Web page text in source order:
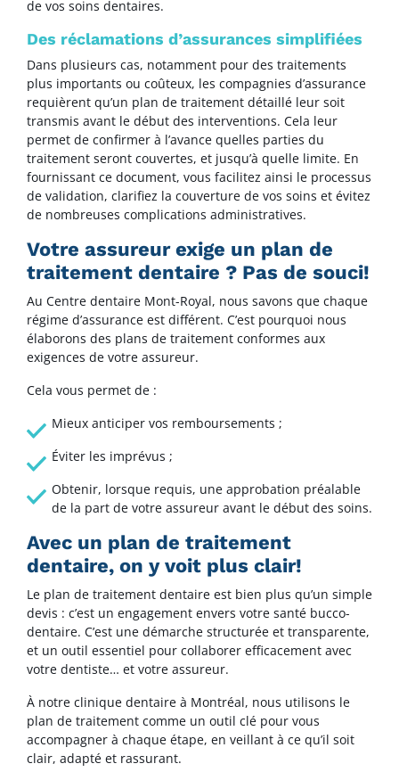
de vos soins dentaires.
Des réclamations d’assurances simplifiées
Dans plusieurs cas, notamment pour des traitements
plus importants ou coûteux, les compagnies d’assurance
requièrent qu’un plan de traitement détaillé leur soit
transmis avant le début des interventions. Cela leur
permet de confirmer à l’avance quelles parties du
traitement seront couvertes, et jusqu’à quelle limite. En
fournissant ce document, vous facilitez ainsi le processus
de validation, clarifiez la couverture de vos soins et évitez
de nombreuses complications administratives.
Votre assureur exige un plan de
traitement dentaire ? Pas de souci!
Au Centre dentaire Mont-Royal, nous savons que chaque
régime d’assurance est différent. C’est pourquoi nous
élaborons des plans de traitement conformes aux
exigences de votre assureur.
Cela vous permet de :
Mieux anticiper vos remboursements ;
Éviter les imprévus ;
Obtenir, lorsque requis, une approbation préalable
de la part de votre assureur avant le début des soins.
Avec un plan de traitement
dentaire, on y voit plus clair!
Le plan de traitement dentaire est bien plus qu’un simple
devis : c’est un engagement envers votre santé bucco-
dentaire. C’est une démarche structurée et transparente,
et un outil essentiel pour collaborer efficacement avec
votre dentiste… et votre assureur.
À notre clinique dentaire à Montréal, nous utilisons le
plan de traitement comme un outil clé pour vous
accompagner à chaque étape, en veillant à ce qu’il soit
clair, adapté et rassurant.